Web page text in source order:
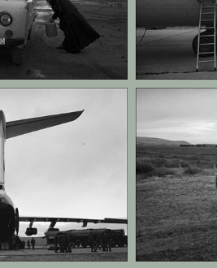
может монахом. Ты что-то
невольно ожидает и определённо